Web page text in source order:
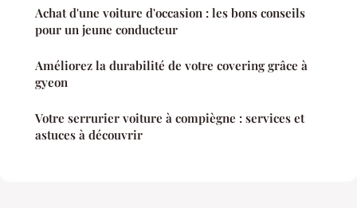
Achat d'une voiture d'occasion : les bons conseils
pour un jeune conducteur
Améliorez la durabilité de votre covering grâce à
gyeon
Votre serrurier voiture à compiègne : services et
astuces à découvrir